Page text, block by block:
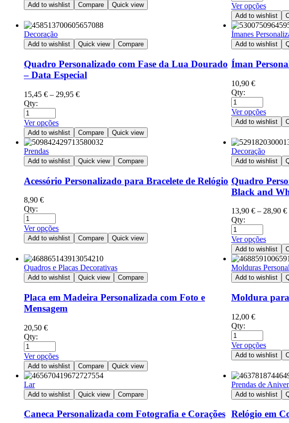
Add to wishlist Compare Quick view Ver opções
Add to wishlist
Decoração
Add to wishlist Quick view Compare
Quadro Personalizado com Fase da Lua Dourado
– Data Especial
15,45 € – 29,95 €
Qty:
Ver opções
Add to wishlist Compare Quick view
Ímanes
Add to wishlist
Íman
10,90 €
Qty:
Ver opções
Add to wishlist
Prendas
Add to wishlist Quick view Compare
Acessório Personalizado para Bracelete de Relógio
8,90 €
Qty:
Ver opções
Add to wishlist Compare Quick view
Decoração
Add to wishlist
Quadro
Black and
13,90 €– 28,90 €
Qty:
Ver opções
Add to wishlist
Quadros e Placas Decorativas
Add to wishlist Quick view Compare
Placa em Madeira Personalizada com Foto e
Mensagem
20,50 €
Qty:
Ver opções
Add to wishlist Compare Quick view
Molduras
Add to wishlist
Moldura para
12,00 €
Qty:
Ver opções
Add to wishlist
Lar
Add to wishlist Quick view Compare
Caneca Personalizada com Fotografia e Corações
Prendas de
Add to wishlist
Relógio em